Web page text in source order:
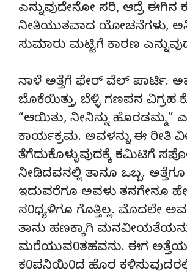
ಎನ್ನುವುದೇನೋ ಸರಿ, ಆದ್ರೆ ಈಗಿನ
ನೀತಿಯುತವಾದ ಯೋಚನೆಗಳು,
ಸುಮಾರು ಮಟ್ಟಿಗೆ ಕಾರಣ
ನಾಳೆ ಅತ್ತೆಗೆ ಫೇರ್ ವೆಲ್ ಪಾರ್ಟಿ.
ಬೊಕೆಯಿತ್ತು, ಬೆಳ್ಳಿ ಗಣಪನ ವಿಗ್ರಹ
“ಆಯಿತು, ನೀನಿನ್ನು ಹೊರಡಮ್ಮ”
ಕಾರ್ಯಕ್ರಮ. ಅವಳನ್ನು ಈ ರೀತಿ
ತೆಗೆದುಕೊಳ್ಳುವುದಕ್ಕೆ ಕಮಿಟಿಗೆ
ನೀಡಿದವನಲ್ಲಿ ತಾನೂ ಒಬ್ಬ. ಅತ್ತೆಗೂ
ಇದುವರೆಗೂ ಅವಳು ತನಗೇನೂ
ಸ0ಧ್ಯಳಿಗೂ ಗೊತ್ತಿಲ್ಲ. ಮೊದಲೇ
ತಾನು ಹಣಕ್ಕಾಗಿ
ಮರೆಯುವ0ತಹವನು. ಈಗ
ಕ0ಪನಿಯಿ0ದ ಹೊರ